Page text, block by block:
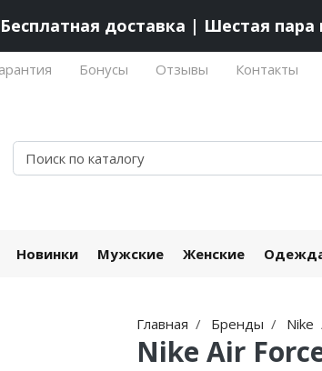
Бесплатная доставка | Шестая пара
Бонусы Отзывы Контакты
Новинки Мужские Женские
Главная Бренды Nike
Nike Air